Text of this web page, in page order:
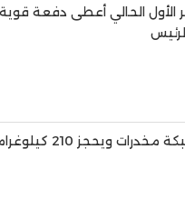
الأول الحالي أعطى دفعة قوية
الأمن يفكك شبكة مخدرات ويحجز